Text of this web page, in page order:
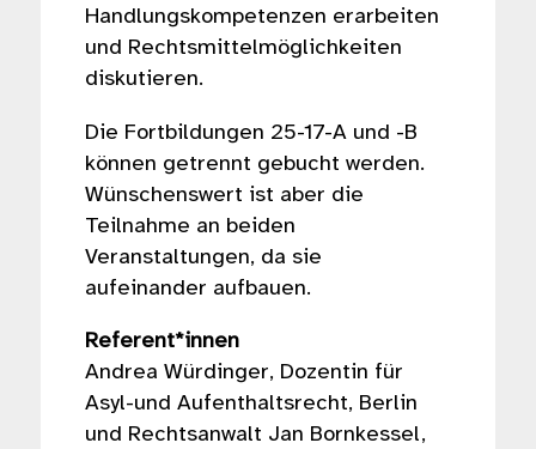
Handlungskompetenzen erarbeiten
und Rechtsmittelmöglichkeiten
diskutieren.
Die Fortbildungen 25-17-A und -B
können getrennt gebucht werden.
Wünschenswert ist aber die
Teilnahme an beiden
Veranstaltungen, da sie
aufeinander aufbauen.
Referent*innen
Andrea Würdinger, Dozentin für
Asyl-und Aufenthaltsrecht, Berlin
und Rechtsanwalt Jan Bornkessel,